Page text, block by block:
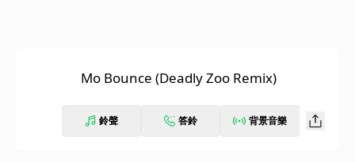
Mo Bounce (Deadly Zoo Remix)
鈴聲 答鈴 背景音樂